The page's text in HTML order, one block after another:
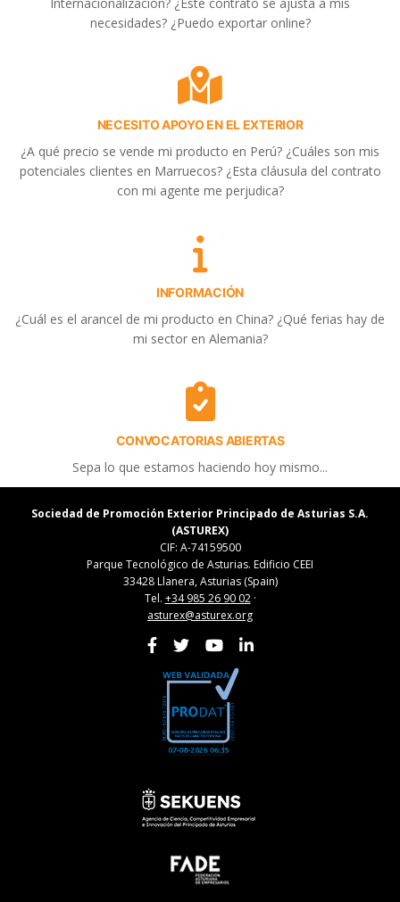
necesidades? ¿Puedo exportar online?
NECESITO APOYO EN EL EXTERIOR
¿A qué precio se vende mi producto en Perú? ¿Cuáles son mis
potenciales clientes en Marruecos? ¿Esta cláusula del contrato
con mi agente me perjudica?
INFORMACIÓN
¿Cuál es el arancel de mi producto en China? ¿Qué ferias hay de
mi sector en Alemania?
CONVOCATORIAS ABIERTAS
Sepa lo que estamos haciendo hoy mismo...
Sociedad de Promoción Exterior Principado de Asturias S.A.
(ASTUREX)
CIF: A-74159500
Parque Tecnológico de Asturias. Edificio CEEI
33428 Llanera, Asturias (Spain)
Tel. +34 985 26 90 02·
asturex@asturex.org